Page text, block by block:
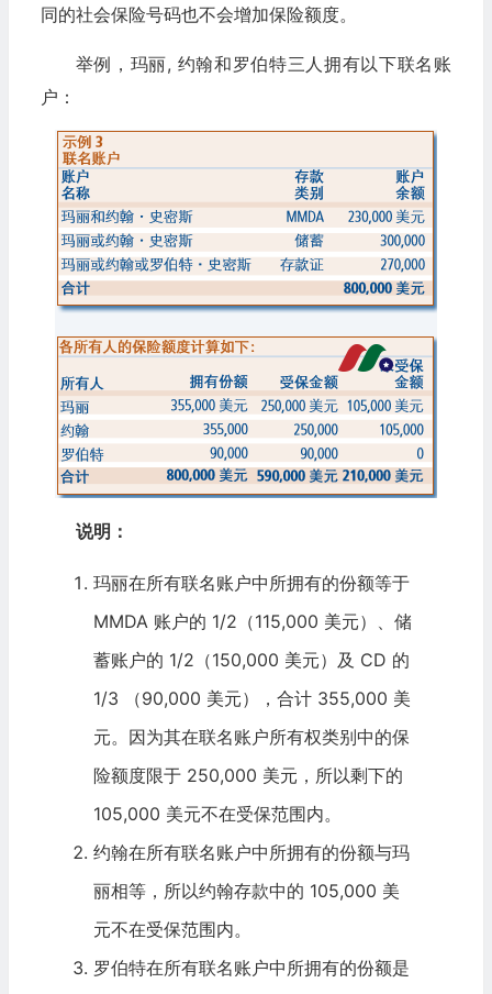
同的社会保险号码也不会增加保险额度。
举例，玛丽, 约翰和罗伯特三人拥有以下联名账
户：
说明：
玛丽在所有联名账户中所拥有的份额等于
MMDA 账户的 1/2（115,000 美元）、储
蓄账户的 1/2（150,000 美元）及 CD 的
1/3 （90,000 美元），合计 355,000 美
元。因为其在联名账户所有权类别中的保
险额度限于 250,000 美元，所以剩下的
105,000 美元不在受保范围内。
约翰在所有联名账户中所拥有的份额与玛
丽相等，所以约翰存款中的 105,000 美
元不在受保范围内。
罗伯特在所有联名账户中所拥有的份额是